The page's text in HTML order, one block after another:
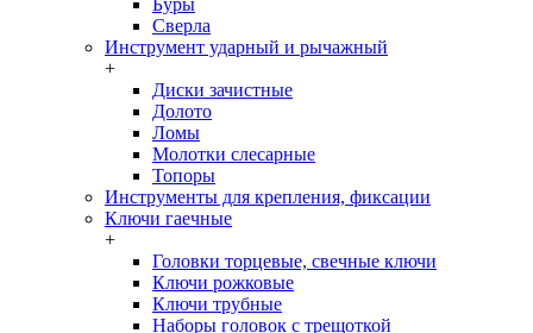
Буры
Сверла
Инструмент ударный и рычажный
+
Диски зачистные
Долото
Ломы
Молотки слесарные
Топоры
Инструменты для крепления, фиксации
Ключи гаечные
+
Головки торцевые, свечные ключи
Ключи рожковые
Ключи трубные
Наборы головок c трещоткой